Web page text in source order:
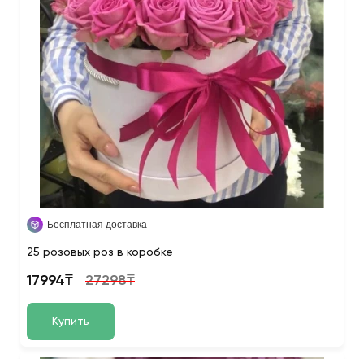
Бесплатная доставка
25 розовых роз в коробке
17994₸ 27298₸
Купить